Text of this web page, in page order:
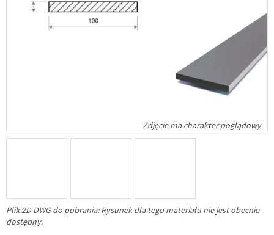
Plik 2D DWG do pobrania: Rysunek dla tego materiału nie jest obecnie
dostępny.